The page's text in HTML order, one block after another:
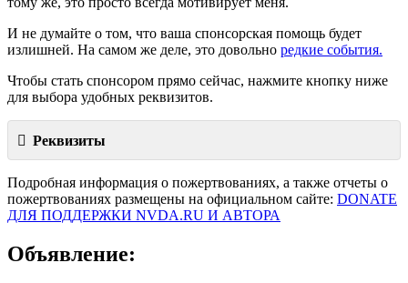
И не думайте о том, что ваша спонсорская помощь будет
излишней. На самом же деле, это довольно редкие события.
Чтобы стать спонсором прямо сейчас, нажмите кнопку ниже
для выбора удобных реквизитов.
Реквизиты
Подробная информация о пожертвованиях, а также отчеты о
пожертвованиях размещены на официальном сайте: DONATE
ДЛЯ ПОДДЕРЖКИ NVDA.RU И АВТОРА
Объявление: